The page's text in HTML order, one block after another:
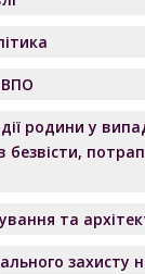
ВПО
родини у
безвісти,
та
захисту